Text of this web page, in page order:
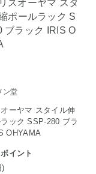
ン堂
ーヤマ スタイル伸
ック SSP-280 ブラ
OHYAMA
ポイント
)